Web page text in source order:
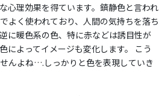
心理効果を得ています。鎮静色と言われ
よく使われており、人間の気持ちを落ち
に暖色系の色、特に赤などは誘目性が
によってイメージも変化します。 こう
んよね….しっかりと色を表現していき